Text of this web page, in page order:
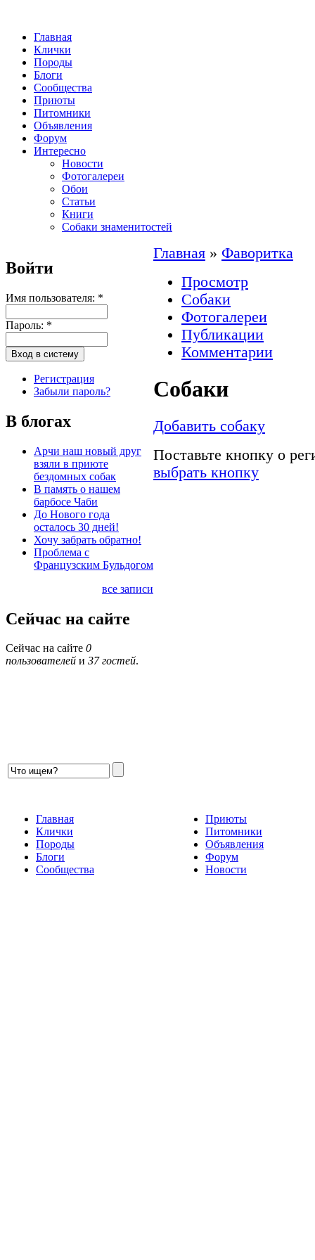
Главная
Клички
Породы
Блоги
Сообщества
Приюты
Питомники
Объявления
Форум
Интересно
Новости
Фотогалереи
Обои
Статьи
Книги
Собаки знаменитостей
Войти
Имя пользователя: *
Пароль: *
Регистрация
Забыли пароль?
В блогах
Арчи наш новый друг
взяли в приюте
бездомных собак
В память о нашем
барбосе Чаби
До Нового года
осталось 30 дней!
Хочу забрать обратно!
Проблема с
Французским Бульдогом
все записи
Сейчас на сайте
Сейчас на сайте 0
пользователей и 37 гостей.
Главная » Фаворитка
Просмотр
Собаки
Фотогалереи
Публикации
Комментарии
Собаки
Добавить собаку
Поставьте кнопку о
выбрать кнопку
Главная
Клички
Породы
Блоги
Сообщества
Приюты
Питомники
Объявления
Форум
Новости